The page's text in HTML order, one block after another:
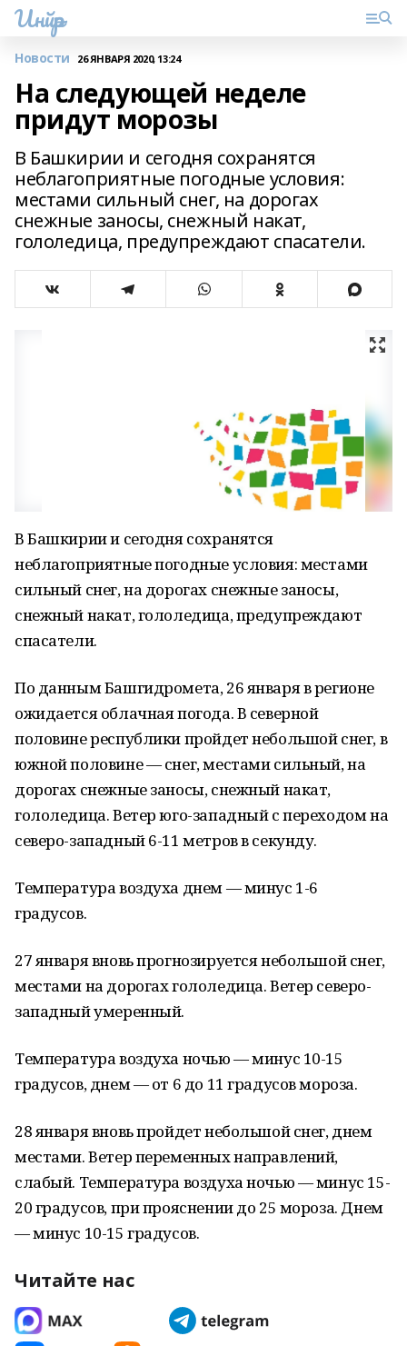
Инйәр
Новости 26 ЯНВАРЯ 2020, 13:24
На следующей неделе
придут морозы
В Башкирии и сегодня сохранятся
неблагоприятные погодные условия:
местами сильный снег, на дорогах
снежные заносы, снежный накат,
гололедица, предупреждают спасатели.
В Башкирии и сегодня сохранятся
неблагоприятные погодные условия: местами
сильный снег, на дорогах снежные заносы,
снежный накат, гололедица, предупреждают
спасатели.
По данным Башгидромета, 26 января в регионе
ожидается облачная погода. В северной
половине республики пройдет небольшой снег, в
южной половине — снег, местами сильный, на
дорогах снежные заносы, снежный накат,
гололедица. Ветер юго-западный с переходом на
северо-западный 6-11 метров в секунду.
Температура воздуха днем — минус 1-6
градусов.
27 января вновь прогнозируется небольшой снег,
местами на дорогах гололедица. Ветер северо-
западный умеренный.
Температура воздуха ночью — минус 10-15
градусов, днем — от 6 до 11 градусов мороза.
28 января вновь пройдет небольшой снег, днем
местами. Ветер переменных направлений,
слабый. Температура воздуха ночью — минус 15-
20 градусов, при прояснении до 25 мороза. Днем
— минус 10-15 градусов.
Читайте нас